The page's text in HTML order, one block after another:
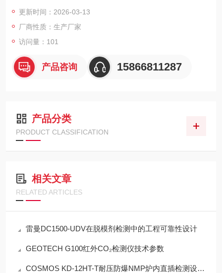
更新时间：2026-03-13
厂商性质：生产厂家
访问量：101
产品咨询 15866811287
产品分类
PRODUCT CLASSIFICATION
相关文章
RELATED ARTICLES
雷曼DC1500-UDV在脱模剂检测中的工程可靠性设计
GEOTECH G100红外CO₂检测仪技术参数
COSMOS KD-12HT-T耐压防爆NMP炉内直插检测设备工程设计指南